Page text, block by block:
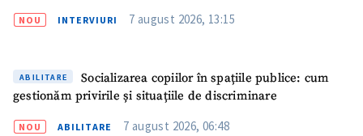
NOU INTERVIURI 7 august 2026, 13:15
ABILITARE
Socializarea copiilor în spațiile publice: cum
gestionăm privirile și situațiile de discriminare
NOU ABILITARE 7 august 2026, 06:48
ȘTIREA MEA
Fotografie
+ Încarcă imagine